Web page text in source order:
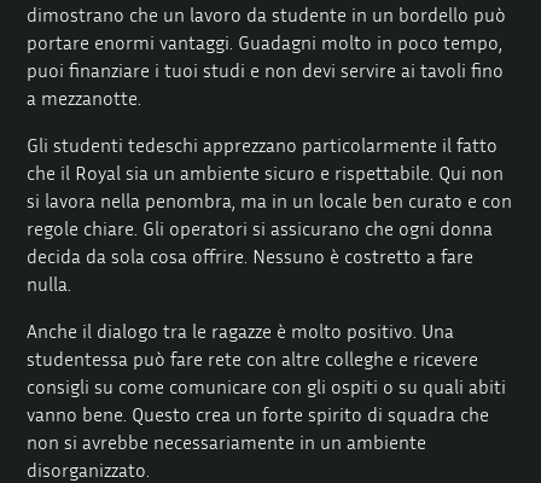
dimostrano che un lavoro da studente in un bordello può
portare enormi vantaggi. Guadagni molto in poco tempo,
puoi finanziare i tuoi studi e non devi servire ai tavoli fino
a mezzanotte.
Gli studenti tedeschi apprezzano particolarmente il fatto
che il Royal sia un ambiente sicuro e rispettabile. Qui non
si lavora nella penombra, ma in un locale ben curato e con
regole chiare. Gli operatori si assicurano che ogni donna
decida da sola cosa offrire. Nessuno è costretto a fare
nulla.
Anche il dialogo tra le ragazze è molto positivo. Una
studentessa può fare rete con altre colleghe e ricevere
consigli su come comunicare con gli ospiti o su quali abiti
vanno bene. Questo crea un forte spirito di squadra che
non si avrebbe necessariamente in un ambiente
disorganizzato.